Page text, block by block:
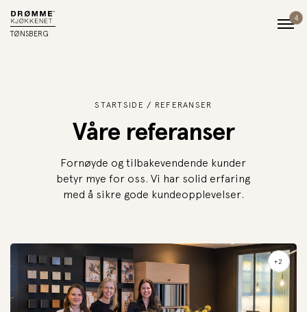
TØNSBERG
4
STARTSIDE REFERANSER
Våre referanser
Fornøyde og tilbakevendende kunder
betyr mye for oss. Vi har solid erfaring
med å sikre gode kundeopplevelser.
+2